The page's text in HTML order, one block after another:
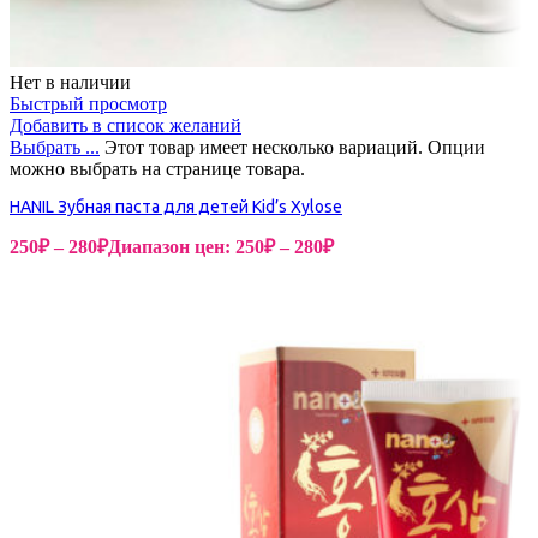
Нет в наличии
Быстрый просмотр
Добавить в список желаний
Выбрать ... Этот товар имеет несколько вариаций. Опции
можно выбрать на странице товара.
HANIL Зубная паста для детей Kid’s Xylose
250₽ – 280₽Диапазон цен: 250₽ – 280₽